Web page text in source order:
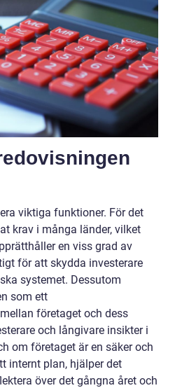
viktiga funktioner. För det
krav i många länder, vilket
en viss grad av
för att skydda investerare
systemet. Dessutom
som ett
företaget och dess
och långivare insikter i
om företaget är en säker och
internt plan, hjälper det
över det gångna året och